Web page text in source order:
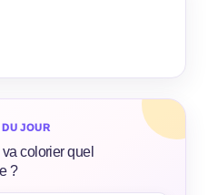
DU JOUR
colorier quel
?